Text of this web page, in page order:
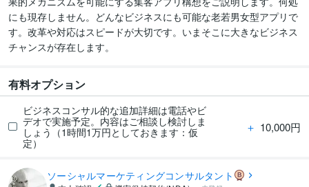
にも現存しません。どんなビジネスにも可能な老若男女型アプリで
す。改革や対応はスピードが大切です。いまそこに大きなビジネス
チャンスが存在します。
有料オプション
ビジネスコンサル的な追加詳細は電話やビ
デオで実施予定。内容はご相談し検討しま
しょう（1時間1万円としておきます：仮
定）
＋ 10,000円
ソーシャルマーケティングコンサルタント